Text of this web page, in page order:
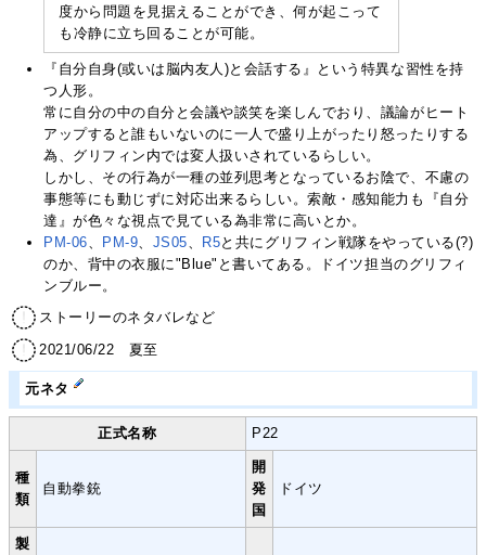
度から問題を見据えることができ、何が起こって
も冷静に立ち回ることが可能。
『自分自身(或いは脳内友人)と会話する』という特異な習性を持
つ人形。
常に自分の中の自分と会議や談笑を楽しんでおり、議論がヒート
アップすると誰もいないのに一人で盛り上がったり怒ったりする
為、グリフィン内では変人扱いされているらしい。
しかし、その行為が一種の並列思考となっているお陰で、不慮の
事態等にも動じずに対応出来るらしい。索敵・感知能力も『自分
達』が色々な視点で見ている為非常に高いとか。
PM-06、 PM-9、 JS05、 R5と共にグリフィン戦隊をやっている(?)
のか、背中の衣服に"Blue"と書いてある。ドイツ担当のグリフィ
ンブルー。
ストーリーのネタバレなど
2021/06/22 夏至
元ネタ
正式名称 P22
種
類
自動拳銃
開
発
国
ドイツ
製